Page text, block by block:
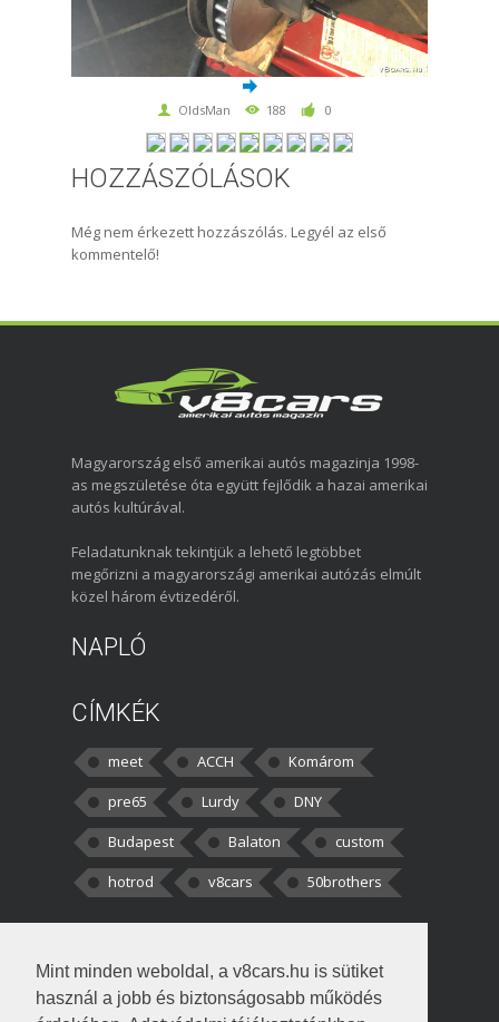
Mint minden weboldal, a v8cars.hu is sütiket
használ a jobb és biztonságosabb működés
OldsMan 188 0
HOZZÁSZÓLÁSOK
Még nem érkezett hozzászólás. Legyél az első
kommentelő!
Magyarország első amerikai autós magazinja 1998-
as megszületése óta együtt fejlődik a hazai amerikai
autós kultúrával.
Feladatunknak tekintjük a lehető legtöbbet
megőrizni a magyarországi amerikai autózás elmúlt
közel három évtizedéről.
NAPLÓ
CÍMKÉK
meet ACCH
Komárom
pre65
Lurdy
DNY
Budapest
Balaton
custom
hotrod
v8cars 50brothers
kortisz:Elszúrtam! Én csak két
darabbaal számoltam. Nem tudtam, hogy fél autót,